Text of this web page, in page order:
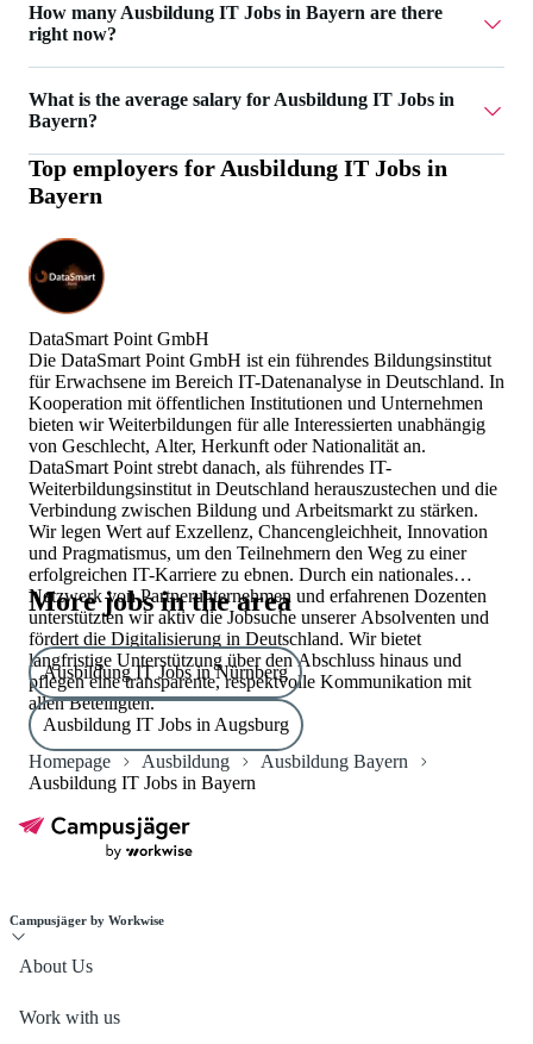
Bayern.
How many Ausbildung IT Jobs in Bayern are there
right now?
What is the average salary for Ausbildung IT Jobs in
Bayern?
The average salary for Ausbildung IT Jobs in Bayern is
1.350 €.
Top employers for Ausbildung IT Jobs in
Bayern
DataSmart Point GmbH
Die DataSmart Point GmbH ist ein führendes Bildungsinstitut
für Erwachsene im Bereich IT-Datenanalyse in Deutschland. In
Kooperation mit öffentlichen Institutionen und Unternehmen
bieten wir Weiterbildungen für alle Interessierten unabhängig
von Geschlecht, Alter, Herkunft oder Nationalität an.
DataSmart Point strebt danach, als führendes IT-
Weiterbildungsinstitut in Deutschland herauszustechen und die
Verbindung zwischen Bildung und Arbeitsmarkt zu stärken.
Wir legen Wert auf Exzellenz, Chancengleichheit, Innovation
und Pragmatismus, um den Teilnehmern den Weg zu einer
erfolgreichen IT-Karriere zu ebnen. Durch ein nationales
Netzwerk von Partnerunternehmen und erfahrenen Dozenten
unterstützten wir aktiv die Jobsuche unserer Absolventen und
fördert die Digitalisierung in Deutschland. Wir bietet
langfristige Unterstützung über den Abschluss hinaus und
pflegen eine transparente, respektvolle Kommunikation mit
allen Beteiligten.
More jobs in the area
Ausbildung IT Jobs in Nürnberg
Ausbildung IT Jobs in Augsburg
Homepage
Ausbildung
Ausbildung Bayern
Ausbildung IT Jobs in Bayern
Campusjäger by Workwise
About Us
Work with us